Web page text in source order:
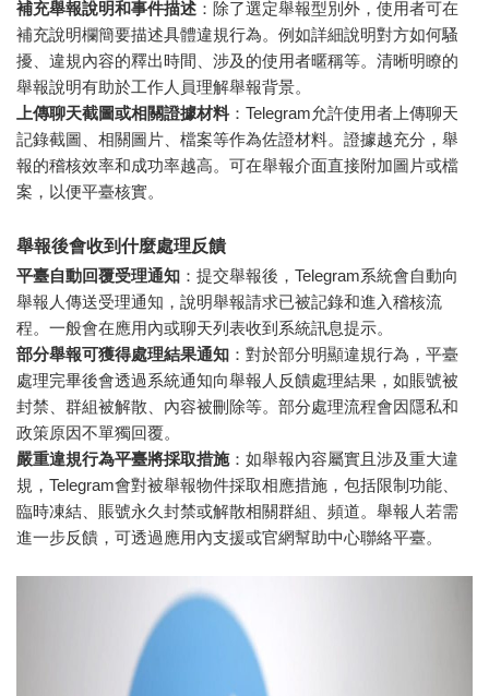
補充舉報說明和事件描述 ：除了選定舉報型別外，使用者可在
補充說明欄簡要描述具體違規行為。例如詳細說明對方如何騷
擾、違規內容的釋出時間、涉及的使用者暱稱等。清晰明瞭的
舉報說明有助於工作人員理解舉報背景。
上傳聊天截圖或相關證據材料 ：Telegram允許使用者上傳聊天
記錄截圖、相關圖片、檔案等作為佐證材料。證據越充分，舉
報的稽核效率和成功率越高。可在舉報介面直接附加圖片或檔
案，以便平臺核實。
舉報後會收到什麼處理反饋
平臺自動回覆受理通知 ：提交舉報後，Telegram系統會自動向
舉報人傳送受理通知，說明舉報請求已被記錄和進入稽核流
程。一般會在應用內或聊天列表收到系統訊息提示。
部分舉報可獲得處理結果通知 ：對於部分明顯違規行為，平臺
處理完畢後會透過系統通知向舉報人反饋處理結果，如賬號被
封禁、群組被解散、內容被刪除等。部分處理流程會因隱私和
政策原因不單獨回覆。
嚴重違規行為平臺將採取措施：如舉報內容屬實且涉及重大違
規，Telegram會對被舉報物件採取相應措施，包括限制功能、
臨時凍結、賬號永久封禁或解散相關群組、頻道。舉報人若需
進一步反饋，可透過應用內支援或官網幫助中心聯絡平臺。